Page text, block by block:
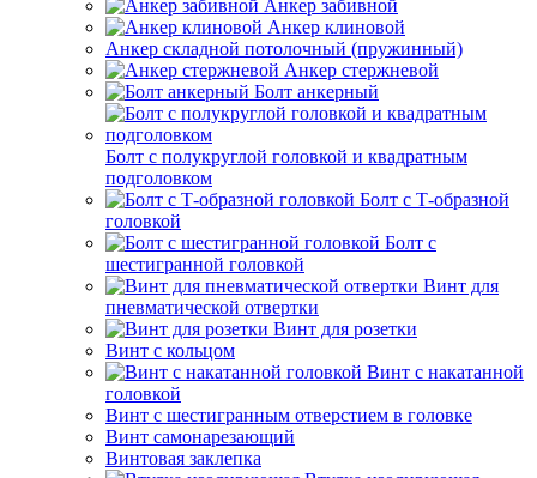
Анкер забивной
Анкер клиновой
Анкер складной потолочный (пружинный)
Анкер стержневой
Болт анкерный
Болт с полукруглой головкой и квадратным
подголовком
Болт с Т-образной
головкой
Болт с
шестигранной головкой
Винт для
пневматической отвертки
Винт для розетки
Винт с кольцом
Винт с накатанной
головкой
Винт с шестигранным отверстием в головке
Винт самонарезающий
Винтовая заклепка